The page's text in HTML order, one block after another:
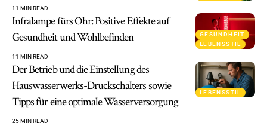
11 MIN READ
GESUNDHEIT
LEBENSSTIL
Infralampe fürs Ohr: Positive Effekte auf
Gesundheit und Wohlbefinden
11 MIN READ
LEBENSSTIL
Der Betrieb und die Einstellung des
Hauswasserwerks-Druckschalters sowie
Tipps für eine optimale Wasserversorgung
25 MIN READ